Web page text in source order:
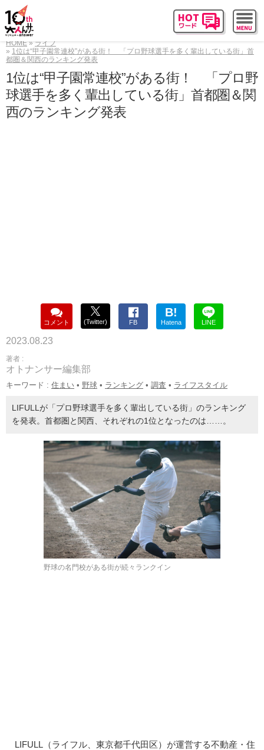
HOME
ライフ
1位は“甲子園常連校”がある街！ 「プロ野球選手を多く輩出している街」首
都圏＆関西のランキング発表
1位は“甲子園常連校”がある街！ 「プロ野
球選手を多く輩出している街」首都圏＆関
西のランキング発表
コメント (Twitter) FB
B!
Hatena LINE
2023.08.23
著者 :
オトナンサー編集部
キーワード : 住まい • 野球 • ランキング • 調査 • ライフスタイル
LIFULLが「プロ野球選手を多く輩出している街」のランキング
を発表。首都圏と関西、それぞれの1位となったのは……。
野球の名門校がある街が続々ランクイン
LIFULL（ライフル、東京都千代田区）が運営する不動産・住